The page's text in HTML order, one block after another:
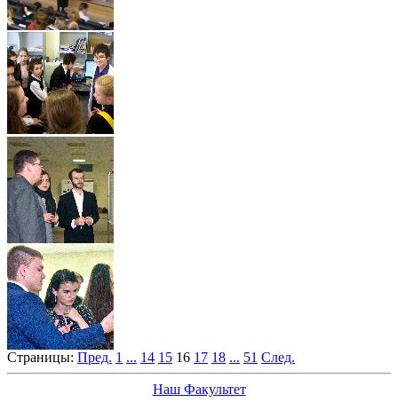
Страницы: Пред. 1 ... 14 15 16 17 18 ... 51 След.
Наш Факультет